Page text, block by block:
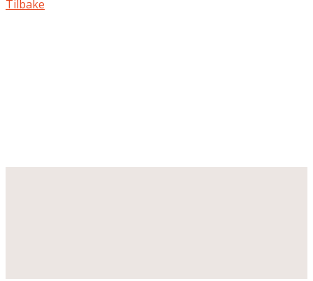
Tilbake